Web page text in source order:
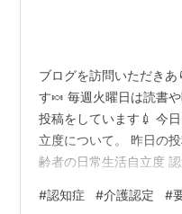
ブログを訪問いただき
す🍬 毎週火曜日は読書
投稿をしています💉 今
立度について。 昨日の
齢者の日常生活自立度
標。 ランク 判定基準（
#認知症 #介護認定 #